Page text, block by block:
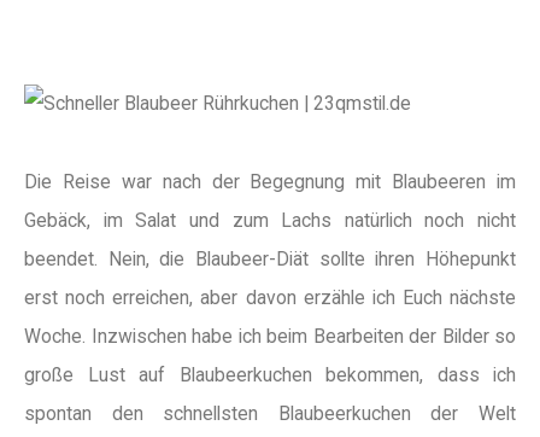
Die Reise war nach der Begegnung mit Blaubeeren im
Gebäck, im Salat und zum Lachs natürlich noch nicht
beendet. Nein, die Blaubeer-Diät sollte ihren Höhepunkt
erst noch erreichen, aber davon erzähle ich Euch nächste
Woche. Inzwischen habe ich beim Bearbeiten der Bilder so
große Lust auf Blaubeerkuchen bekommen, dass ich
spontan den schnellsten Blaubeerkuchen der Welt